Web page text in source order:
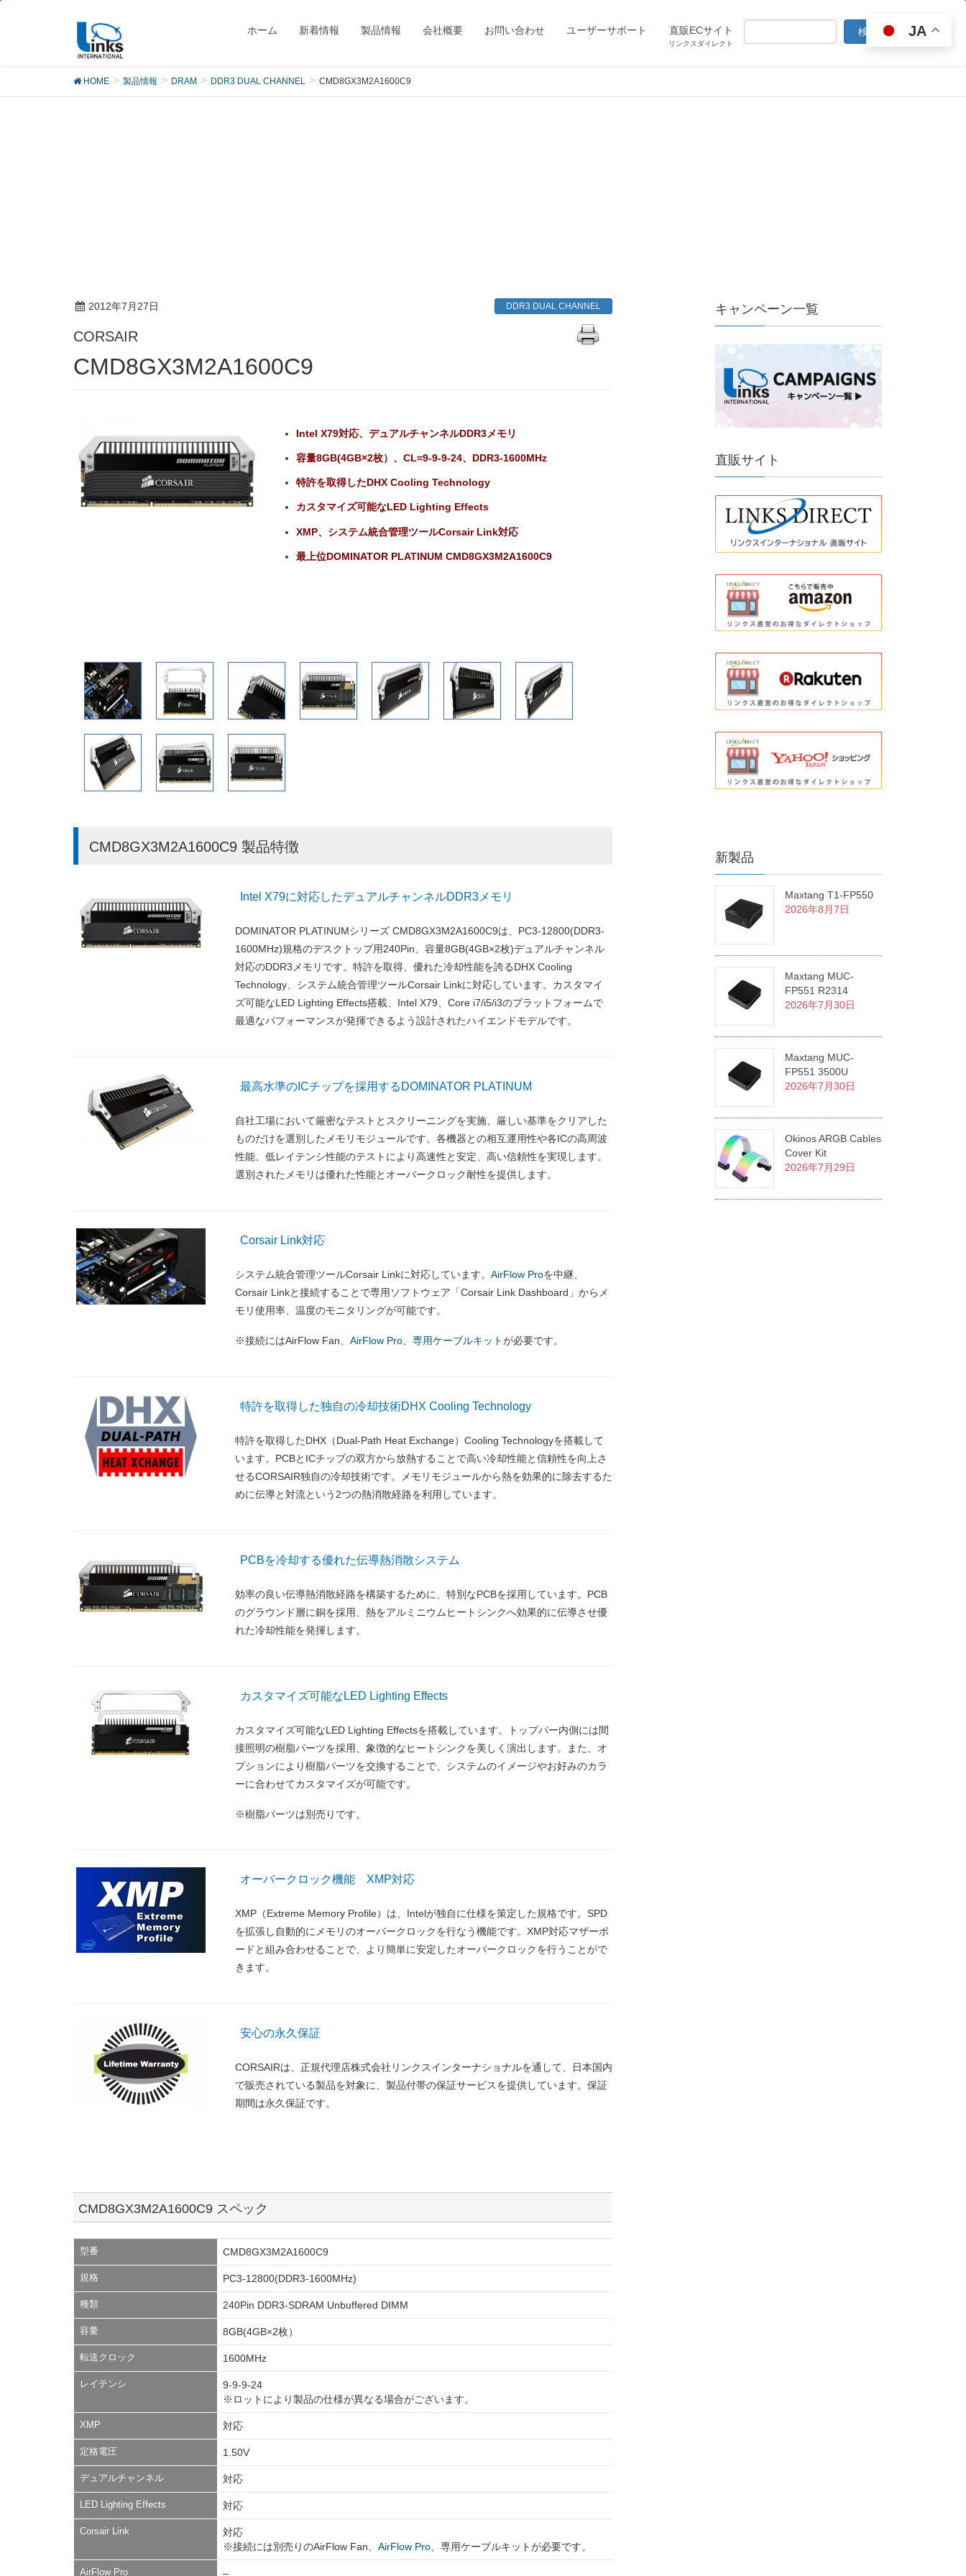
ホーム 新着情報 製品情報 会社概要 お問い合わせ ユーザーサポート 直販ECサイト
リンクスダイレクト
製品
HOME 製品情報 DRAM DDR3 DUAL CHANNEL CMD8GX3M2A1600C9
2012年7月27日 DDR3 DUAL CHANNEL
CORSAIR
CMD8GX3M2A1600C9
Intel X79対応、デュアルチャンネルDDR3メモリ
容量8GB(4GB×2枚）、CL=9-9-9-24、DDR3-1600MHz
特許を取得したDHX Cooling Technology
カスタマイズ可能なLED Lighting Effects
XMP、システム統合管理ツールCorsair Link対応
最上位DOMINATOR PLATINUM CMD8GX3M2A1600C9
CMD8GX3M2A1600C9 製品特徴
Intel X79に対応したデュアルチャンネルDDR3メモリ
DOMINATOR PLATINUMシリーズ CMD8GX3M2A1600C9は、PC3-12800(DDR3-
1600MHz)規格のデスクトップ用240Pin、容量8GB(4GB×2枚)デュアルチャンネル
対応のDDR3メモリです。特許を取得、優れた冷却性能を誇るDHX Cooling
Technology、システム統合管理ツールCorsair Linkに対応しています。カスタマイ
ズ可能なLED Lighting Effects搭載、Intel X79、Core i7/i5/i3のプラットフォームで
最適なパフォーマンスが発揮できるよう設計されたハイエンドモデルです。
最高水準のICチップを採用するDOMINATOR PLATINUM
自社工場において厳密なテストとスクリーニングを実施、厳しい基準をクリアした
ものだけを選別したメモリモジュールです。各機器との相互運用性や各ICの高周波
性能、低レイテンシ性能のテストにより高速性と安定、高い信頼性を実現します。
選別されたメモリは優れた性能とオーバークロック耐性を提供します。
Corsair Link対応
システム統合管理ツールCorsair Linkに対応しています。 AirFlow Proを中継、
Corsair Linkと接続することで専用ソフトウェア「Corsair Link Dashboard」からメ
モリ使用率、温度のモニタリングが可能です。
※接続にはAirFlow Fan、 AirFlow Pro 専用ケーブルキットが必要です。
特許を取得した独自の冷却技術DHX Cooling Technology
特許を取得したDHX（Dual-Path Heat Exchange）Cooling Technologyを搭載して
います。PCBとICチップの双方から放熱することで高い冷却性能と信頼性を向上さ
せるCORSAIR独自の冷却技術です。メモリモジュールから熱を効果的に除去するた
めに伝導と対流という2つの熱消散経路を利用しています。
PCBを冷却する優れた伝導熱消散システム
効率の良い伝導熱消散経路を構築するために、特別なPCBを採用しています。PCB
のグラウンド層に銅を採用、熱をアルミニウムヒートシンクへ効果的に伝導させ優
れた冷却性能を発揮します。
カスタマイズ可能なLED Lighting Effects
カスタマイズ可能なLED Lighting Effectsを搭載しています。トップバー内側には間
接照明の樹脂パーツを採用、象徴的なヒートシンクを美しく演出します。また、オ
プションにより樹脂パーツを交換することで、システムのイメージやお好みのカラ
ーに合わせてカスタマイズが可能です。
※樹脂パーツは別売りです。
オーバークロック機能 XMP対応
XMP（Extreme Memory Profile）は、Intelが独自に仕様を策定した規格です。SPD
を拡張し自動的にメモリのオーバークロックを行なう機能です。XMP対応マザーボ
ードと組み合わせることで、より簡単に安定したオーバークロックを行うことがで
きます。
安心の永久保証
CORSAIRは、正規代理店株式会社リンクスインターナショナルを通して、日本国内
で販売されている製品を対象に、製品付帯の保証サービスを提供しています。保証
期間は永久保証です。
CMD8GX3M2A1600C9 スペック
型番 CMD8GX3M2A1600C9
規格 PC3-12800(DDR3-1600MHz)
種類 240Pin DDR3-SDRAM Unbuffered DIMM
容量 8GB(4GB×2枚）
転送クロック 1600MHz
レイテンシ
9-9-9-24
※ロットにより製品の仕様が異なる場合がございます。
XMP 対応
定格電圧 1.50V
デュアルチャンネル 対応
LED Lighting Effects 対応
Corsair Link
対応
※接続には別売りのAirFlow Fan、 AirFlow Pro 、専用ケーブルキットが必要です。
AirFlow Pro –
キャンペーン一覧
直販サイト
新製品
Maxtang T1-FP550
2026年8月7日
Maxtang MUC-
FP551 R2314
2026年7月30日
Maxtang MUC-
FP551 3500U
2026年7月30日
Okinos ARGB Cables
Cover Kit
2026年7月29日
JA